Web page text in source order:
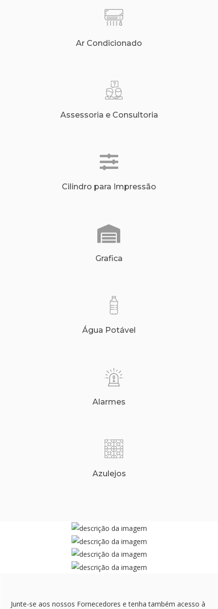
Ar Condicionado
Assessoria e Consultoria
Cilindro para Impressão
Grafica
Água Potável
Alarmes
Azulejos
Junte-se aos nossos Fornecedores e tenha também acesso à